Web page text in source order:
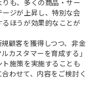
ジが上昇し、特別な会
ほうが効果的なことが
顧客を獲得しつつ、非金
カスタマーを育成する」
施策を実施することも
わせて、内容をご検討く